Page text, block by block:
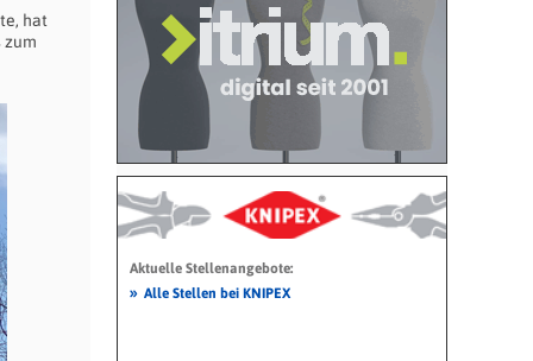
hat
zum
Aktuelle Stellenangebote:
» Alle Stellen bei KNIPEX